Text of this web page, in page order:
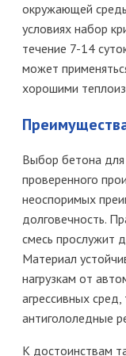
окружающей
условиях набор
течение 7-14
может
хорошими
Выбор бетона
проверенного
неоспоримых
долговечность.
смесь прослужит
Материал
нагрузкам от
агрессивных
антигололедные
К достоинствам